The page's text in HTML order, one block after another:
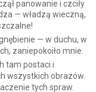
panowanie i czciły
— władzą wieczną,
— w duchu, w
zaniepokoiło mnie.
tam postaci i
wszystkich obrazów.
tych spraw.